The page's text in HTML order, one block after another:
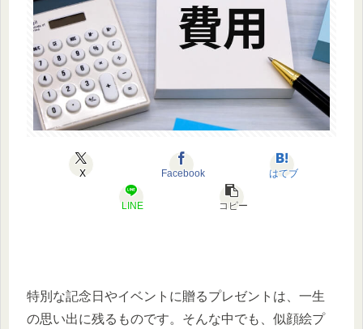
X Facebook はてブ
LINE コピー
特別な記念日やイベントに贈るプレゼントは、一生
の思い出に残るものです。そんな中でも、似顔絵プ